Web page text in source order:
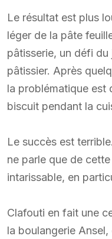
Le résultat est plus
léger de la pâte
pâtisserie, un défi du
pâtissier. Après
la problématique est
biscuit pendant la
Le succès est
ne parle que de
intarissable, en
Clafouti en fait une
la boulangerie